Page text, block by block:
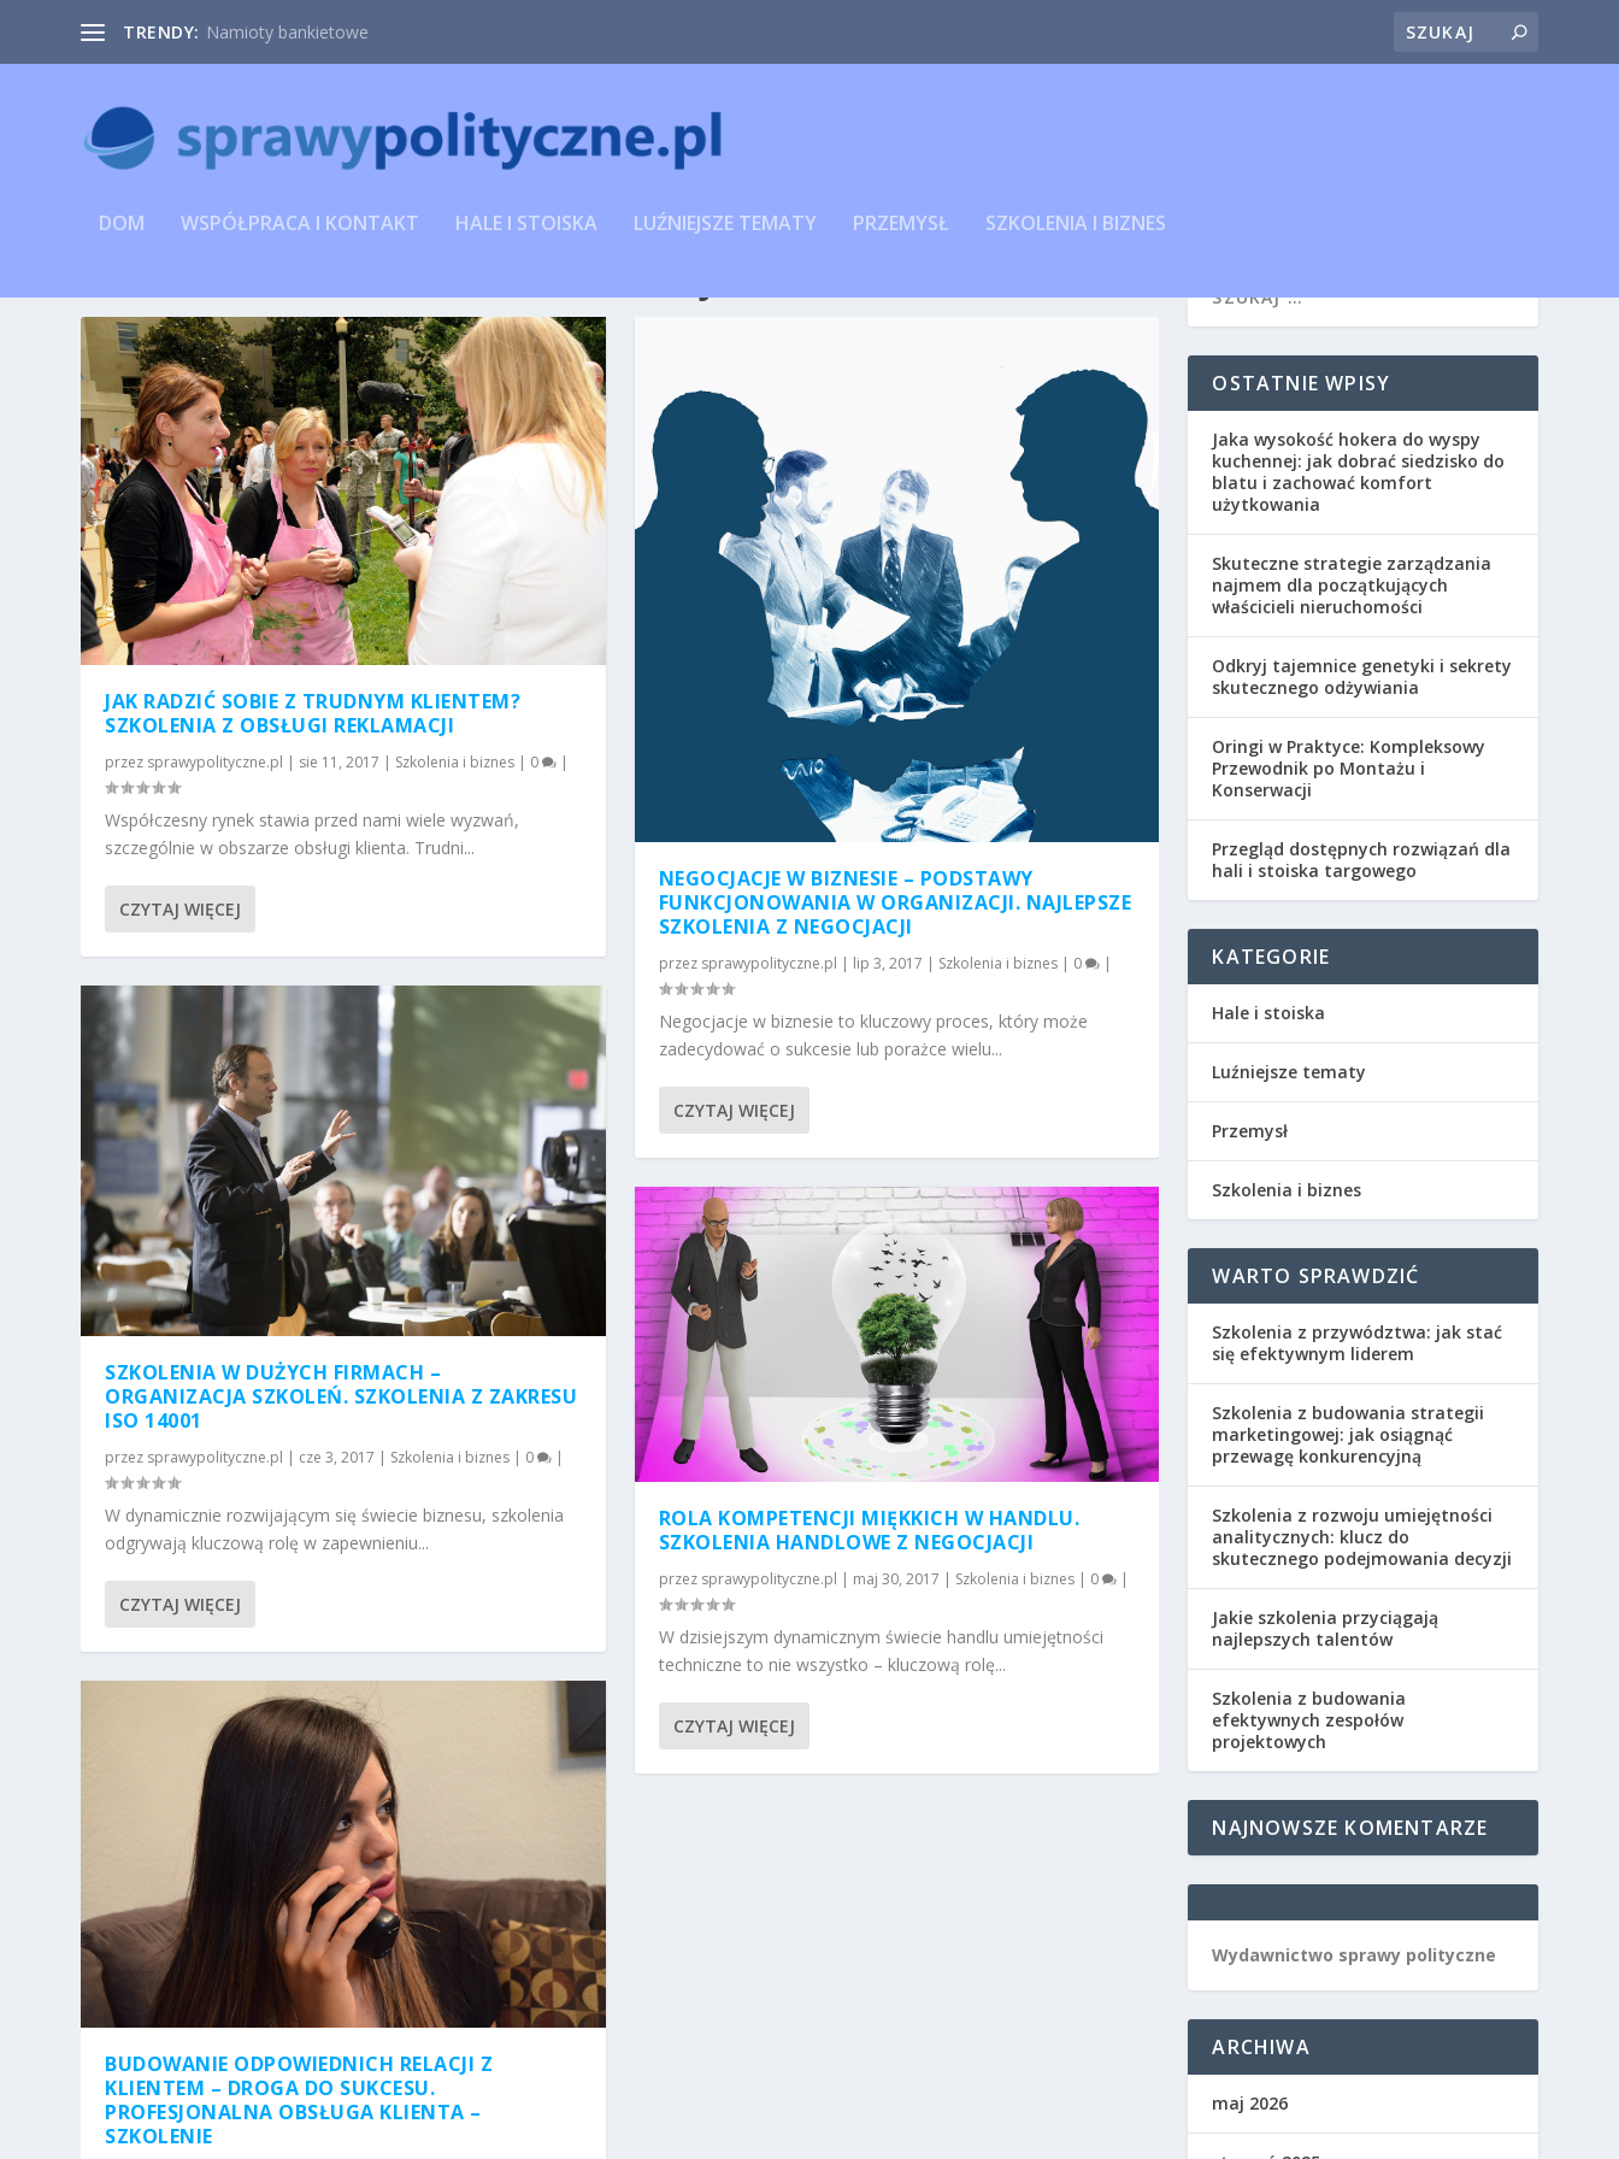
TRENDY: Namioty bankietowe
DOM WSPÓŁPRACA I KONTAKT HALE I STOISKA LUŹNIEJSZE TEMATY PRZEMYSŁ SZKOLENIA I BIZNES
JAK RADZIĆ SOBIE Z TRUDNYM KLIENTEM?
SZKOLENIA Z OBSŁUGI REKLAMACJI
przez sprawypolityczne.pl sie 11, 2017 Szkolenia i biznes 0
Współczesny rynek stawia przed nami wiele wyzwań,
szczególnie w obszarze obsługi klienta. Trudni...
CZYTAJ WIĘCEJ
SZKOLENIA W DUŻYCH FIRMACH –
ORGANIZACJA SZKOLEŃ. SZKOLENIA Z ZAKRESU
ISO 14001
przez sprawypolityczne.pl | cze 3, 2017 | Szkolenia i biznes | 0 |
W dynamicznie rozwijającym się świecie biznesu, szkolenia
odgrywają kluczową rolę w zapewnieniu...
CZYTAJ WIĘCEJ
BUDOWANIE ODPOWIEDNICH RELACJI Z
KLIENTEM – DROGA DO SUKCESU.
PROFESJONALNA OBSŁUGA KLIENTA –
SZKOLENIE
NEGOCJACJE W BIZNESIE – PODSTAWY
FUNKCJONOWANIA W ORGANIZACJI. NAJLEPSZE
SZKOLENIA Z NEGOCJACJI
przez sprawypolityczne.pl | lip 3, 2017 | Szkolenia i biznes| 0 |
Negocjacje w biznesie to kluczowy proces, który może
zadecydować o sukcesie lub porażce wielu...
CZYTAJ WIĘCEJ
ROLA KOMPETENCJI MIĘKKICH W HANDLU.
SZKOLENIA HANDLOWE Z NEGOCJACJI
przez sprawypolityczne.pl | maj 30, 2017 | Szkolenia i biznes| 0 |
W dzisiejszym dynamicznym świecie handlu umiejętności
techniczne to nie wszystko – kluczową rolę...
CZYTAJ WIĘCEJ
OSTATNIE WPISY
Jaka wysokość hokera do wyspy
kuchennej: jak dobrać siedzisko do
blatu i zachować komfort
użytkowania
Skuteczne strategie zarządzania
najmem dla początkujących
właścicieli nieruchomości
Odkryj tajemnice genetyki i sekrety
skutecznego odżywiania
Oringi w Praktyce: Kompleksowy
Przewodnik po Montażu i
Konserwacji
Przegląd dostępnych rozwiązań dla
hali i stoiska targowego
KATEGORIE
Hale i stoiska
Luźniejsze tematy
Przemysł
Szkolenia i biznes
WARTO SPRAWDZIĆ
Szkolenia z przywództwa: jak stać
się efektywnym liderem
Szkolenia z budowania strategii
marketingowej: jak osiągnąć
przewagę konkurencyjną
Szkolenia z rozwoju umiejętności
analitycznych: klucz do
skutecznego podejmowania decyzji
Jakie szkolenia przyciągają
najlepszych talentów
Szkolenia z budowania
efektywnych zespołów
projektowych
NAJNOWSZE KOMENTARZE
Wydawnictwo sprawy polityczne
ARCHIWA
maj 2026